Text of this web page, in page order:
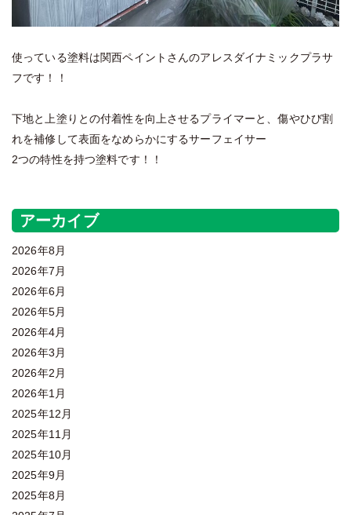
使っている塗料は関西ペイントさんのアレスダイナミックプラサ
フです！！
下地と上塗りとの付着性を向上させるプライマーと、傷やひび割
れを補修して表面をなめらかにするサーフェイサー
2つの特性を持つ塗料です！！
アーカイブ
2026年8月
2026年7月
2026年6月
2026年5月
2026年4月
2026年3月
2026年2月
2026年1月
2025年12月
2025年11月
2025年10月
2025年9月
2025年8月